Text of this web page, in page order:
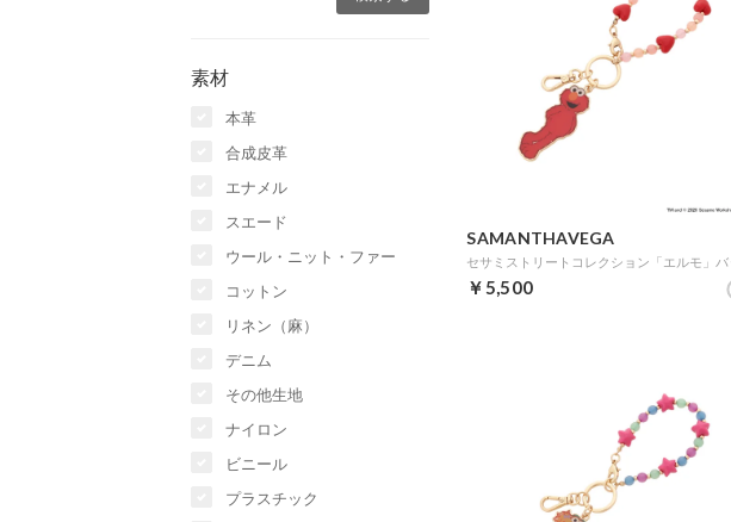
素材
本革
合成皮革
エナメル
スエード
ウール・ニット・ファー
コットン
リネン（麻）
デニム
その他生地
ナイロン
ビニール
プラスチック
SAMANTHAVEGA
￥5,500